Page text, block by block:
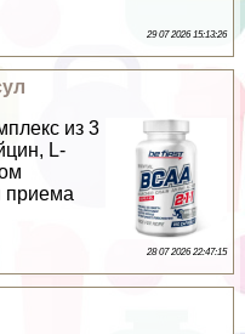
29 07 2026 15:13:26
из 3
L-
приема
28 07 2026 22:47:15